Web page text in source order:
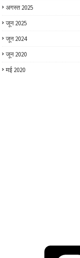
अगस्त 2025
जून 2025
जून 2024
जून 2020
मई 2020